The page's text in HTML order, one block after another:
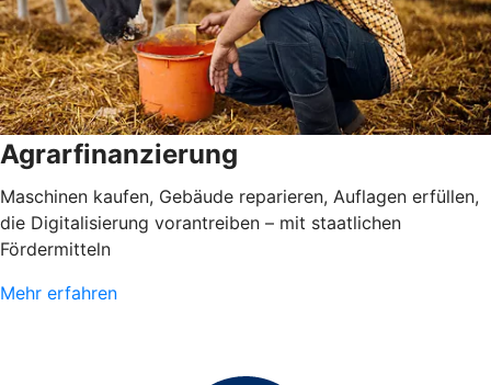
Agrarfinanzierung
Maschinen kaufen, Gebäude reparieren, Auflagen erfüllen,
die Digitalisierung vorantreiben – mit staatlichen
Fördermitteln
Mehr erfahren